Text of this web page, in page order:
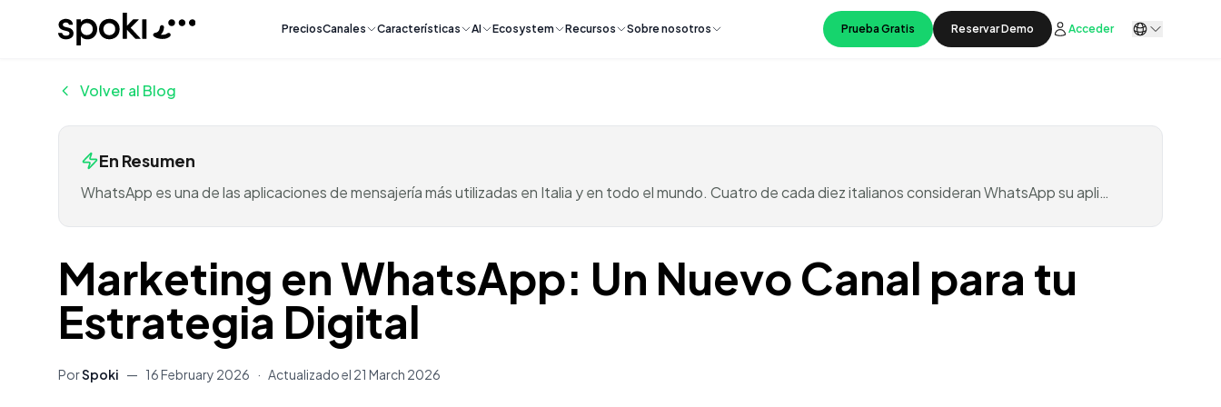
Spoki PreciosCanales Características AI Ecosystem Recursos Sobre nosotros Prueba Gratis Reservar Demo Acceder
Volver al Blog
En Resumen
WhatsApp es una de las aplicaciones de mensajería más utilizadas en Italia y en todo el mundo. Cuatro de cada diez italianos consideran WhatsApp su apli…
Marketing en WhatsApp: Un Nuevo Canal para tu
Estrategia Digital
PorSpoki — 16 February 2026 · Actualizado el 21 March 2026